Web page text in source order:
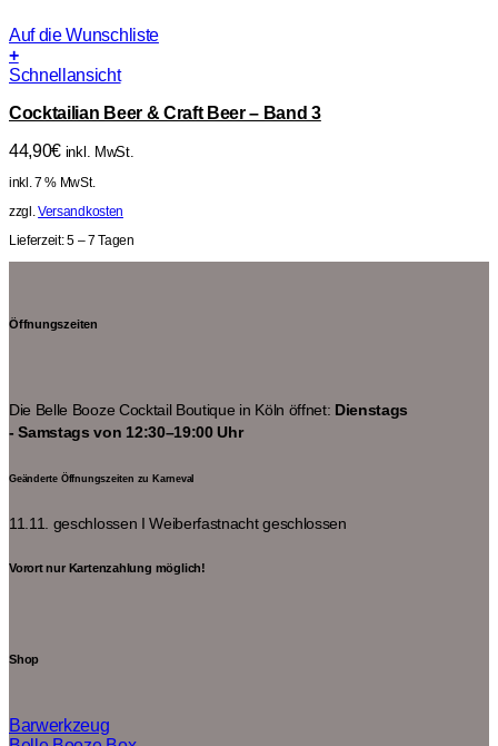
Auf die Wunschliste
+
Schnellansicht
Cocktailian Beer & Craft Beer – Band 3
44,90€ inkl. MwSt.
inkl. 7 % MwSt.
zzgl.Versandkosten
Lieferzeit:5 – 7 Tagen
Öffnungszeiten
Die Belle Booze Cocktail Boutique in Köln öffnet: Dienstags
- Samstags von 12:30–19:00 Uhr
Geänderte Öffnungszeiten zu Karneval
11.11. geschlossen IWeiberfastnacht geschlossen
Vorort nur Kartenzahlung möglich!
Shop
Barwerkzeug